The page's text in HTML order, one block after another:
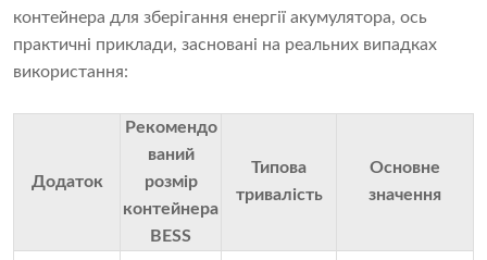
контейнера для зберігання енергії акумулятора, ось
практичні приклади, засновані на реальних випадках
використання:
Додаток
Рекомендо
ваний
розмір
контейнера
BESS
Типова
тривалість
Основне
значення